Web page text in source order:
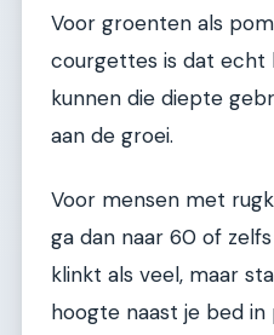
Voor groenten als
courgettes is dat echt
kunnen die diepte
aan de groei.
Voor mensen met
ga dan naar 60 of
klinkt als veel, maar
hoogte naast je bed